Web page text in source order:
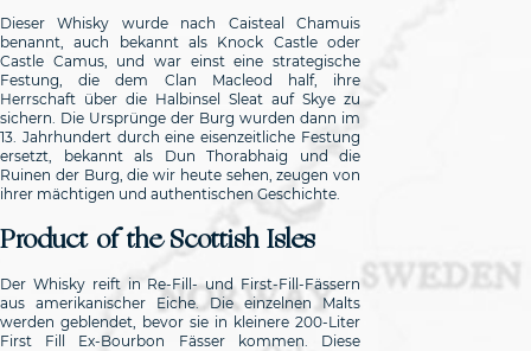
Dieser Whisky wurde nach Caisteal Chamuis
benannt, auch bekannt als Knock Castle oder
Castle Camus, und war einst eine strategische
Festung, die dem Clan Macleod half, ihre
Herrschaft über die Halbinsel Sleat auf Skye zu
sichern. Die Ursprünge der Burg wurden dann im
13. Jahrhundert durch eine eisenzeitliche Festung
ersetzt, bekannt als Dun Thorabhaig und die
Ruinen der Burg, die wir heute sehen, zeugen von
ihrer mächtigen und authentischen Geschichte.
Product of the Scottish Isles
Der Whisky reift in Re-Fill- und First-Fill-Fässern
aus amerikanischer Eiche. Die einzelnen Malts
werden geblendet, bevor sie in kleinere 200-Liter
First Fill Ex-Bourbon Fässer kommen. Diese